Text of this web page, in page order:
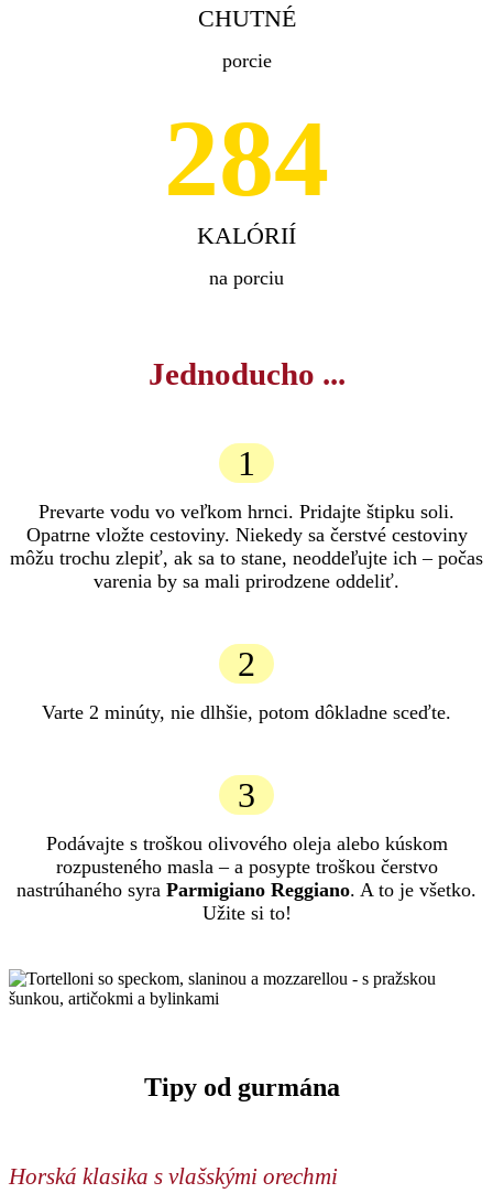
CHUTNÉ
porcie
284
KALÓRIÍ
na porciu
Jednoducho ...
1
Prevarte vodu vo veľkom hrnci. Pridajte štipku soli.
Opatrne vložte cestoviny. Niekedy sa čerstvé cestoviny
môžu trochu zlepiť, ak sa to stane, neoddeľujte ich – počas
varenia by sa mali prirodzene oddeliť.
2
Varte 2 minúty, nie dlhšie, potom dôkladne sceďte.
3
Podávajte s troškou olivového oleja alebo kúskom
rozpusteného masla – a posypte troškou čerstvo
nastrúhaného syra Parmigiano Reggiano. A to je všetko.
Užite si to!
Tipy od gurmána
Horská klasika s vlašskými orechmi